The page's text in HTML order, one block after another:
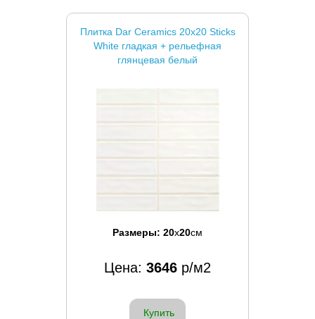
Плитка Dar Ceramics 20x20 Sticks
White гладкая + рельефная
глянцевая белый
Размеры: 20x20см
Цена: 3646 р/м2
Купить